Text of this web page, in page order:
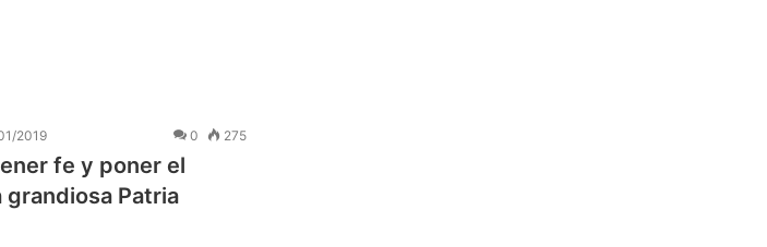
2019 0 275
fe y poner el
grandiosa Patria